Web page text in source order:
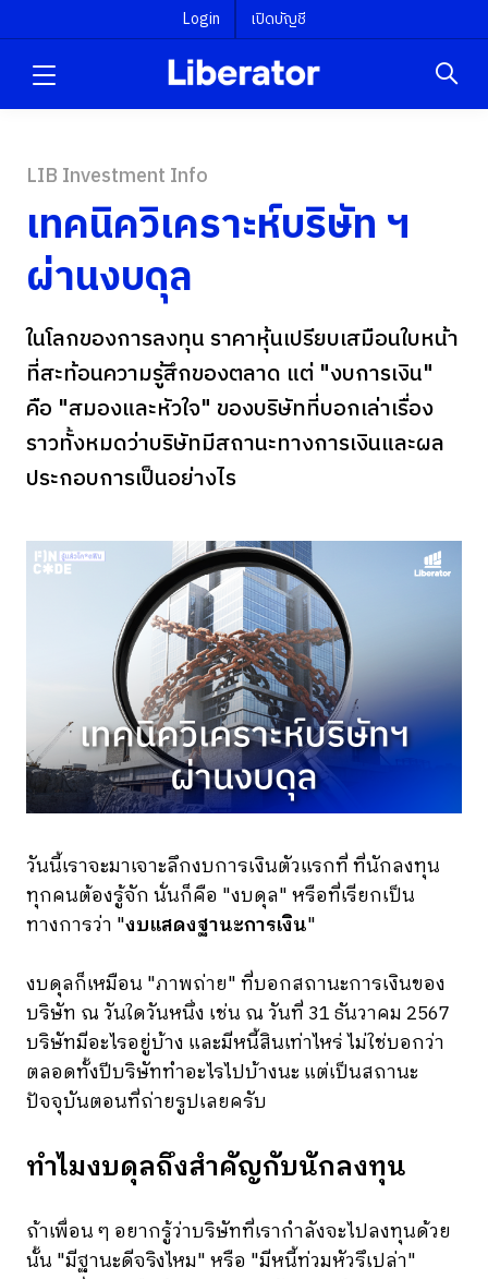
Login เปิดบัญชี
LIB Investment Info
เทคนิควิเคราะห์บริษัท ฯ
ผ่านงบดุล
ในโลกของการลงทุน ราคาหุ้นเปรียบเสมือนใบหน้า
ที่สะท้อนความรู้สึกของตลาด แต่ "งบการเงิน"
คือ "สมองและหัวใจ" ของบริษัทที่บอกเล่าเรื่อง
ราวทั้งหมดว่าบริษัทมีสถานะทางการเงินและผล
ประกอบการเป็นอย่างไร
วันนี้เราจะมาเจาะลึกงบการเงินตัวแรกที่ ที่นักลงทุน
ทุกคนต้องรู้จัก นั่นก็คือ "งบดุล" หรือที่เรียกเป็น
ทางการว่า "งบแสดงฐานะการเงิน"
งบดุลก็เหมือน "ภาพถ่าย" ที่บอกสถานะการเงินของ
บริษัท ณ วันใดวันหนึ่ง เช่น ณ วันที่ 31 ธันวาคม 2567
บริษัทมีอะไรอยู่บ้าง และมีหนี้สินเท่าไหร่ ไม่ใช่บอกว่า
ตลอดทั้งปีบริษัททำอะไรไปบ้างนะ แต่เป็นสถานะ
ปัจจุบันตอนที่ถ่ายรูปเลยครับ
ทำไมงบดุลถึงสำคัญกับนักลงทุน
ถ้าเพื่อน ๆ อยากรู้ว่าบริษัทที่เรากำลังจะไปลงทุนด้วย
นั้น "มีฐานะดีจริงไหม" หรือ "มีหนี้ท่วมหัวรึเปล่า"